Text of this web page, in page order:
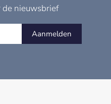
de nieuwsbrief
Aanmelden